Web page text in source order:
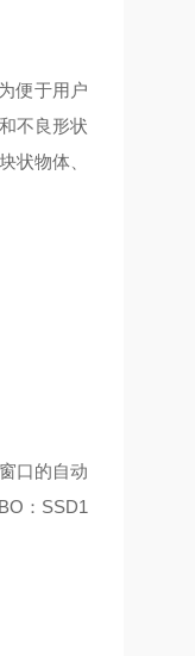
便于用户
不良形状
状物体、
口的自动
：SSD1